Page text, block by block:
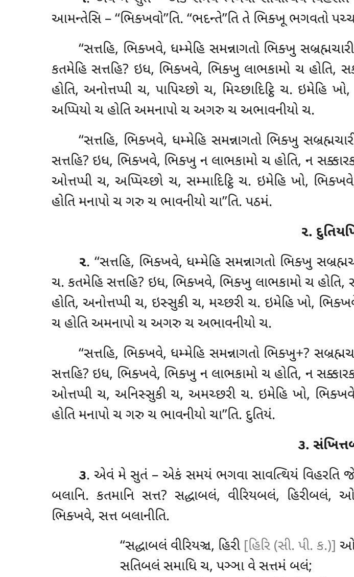
આમન્તેસિ – ‘‘ભિક્ખવો’’તિ. ‘‘ભદન્તે’’તિ તે ભિક્ખૂ ભગવતો
‘‘સત્તહિ, ભિક્ખવે, ધમ્મેહિ સમન્નાગતો ભિક્ખુ
કતમેહિ સત્તહિ? ઇધ, ભિક્ખવે, ભિક્ખુ લાભકામો ચ હોતિ,
હોતિ, અનોત્તપ્પી ચ, પાપિચ્છો ચ, મિચ્છાદિટ્ઠિ ચ. ઇમેહિ
અપ્પિયો ચ હોતિ અમનાપો ચ અગરુ ચ અભાવનીયો ચ.
‘‘સત્તહિ, ભિક્ખવે, ધમ્મેહિ સમન્નાગતો ભિક્ખુ
સત્તહિ? ઇધ, ભિક્ખવે, ભિક્ખુ ન લાભકામો ચ હોતિ, ન
ઓત્તપ્પી ચ, અપ્પિચ્છો ચ, સમ્માદિટ્ઠિ ચ. ઇમેહિ ખો,
હોતિ મનાપો ચ ગરુ ચ ભાવનીયો ચા’’તિ. પઠમં.
૨.
૨. ‘‘સત્તહિ, ભિક્ખવે, ધમ્મેહિ સમન્નાગતો ભિક્ખુ
ચ. કતમેહિ સત્તહિ? ઇધ, ભિક્ખવે, ભિક્ખુ લાભકામો ચ હોતિ,
હોતિ, અનોત્તપ્પી ચ, ઇસ્સુકી ચ, મચ્છરી ચ. ઇમેહિ ખો,
ચ હોતિ અમનાપો ચ અગરુ ચ અભાવનીયો ચ.
‘‘સત્તહિ, ભિક્ખવે, ધમ્મેહિ સમન્નાગતો ભિક્ખુ+?
સત્તહિ? ઇધ, ભિક્ખવે, ભિક્ખુ ન લાભકામો ચ હોતિ, ન
ઓત્તપ્પી ચ, અનિસ્સુકી ચ, અમચ્છરી ચ. ઇમેહિ ખો, ભિક્ખવે,
હોતિ મનાપો ચ ગરુ ચ ભાવનીયો ચા’’તિ. દુતિયં.
૩.
૩. એવં મે સુતં – એકં સમયં ભગવા સાવત્થિયં વિહરતિ
બલાનિ. કતમાનિ સત્ત? સદ્ધાબલં, વીરિયબલં, હિરીબલં,
ભિક્ખવે, સત્ત બલાનીતિ.
‘‘સદ્ધાબલં વીરિયઞ્ચ, હિરી [હિરિ (સી. પી. ક.)]
સતિબલં સમાધિ ચ, પઞ્ઞા વે સત્તમં બલં;